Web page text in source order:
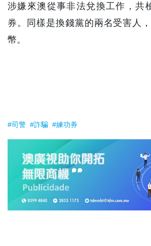
涉嫌來澳從事非法兌換工作，共
券。同樣是換錢黨的兩名受害人
幣。
#司警 #詐騙 #練功券